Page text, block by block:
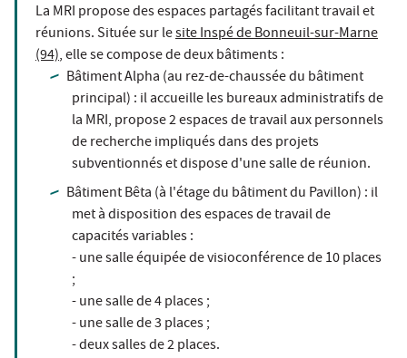
La MRI propose des espaces partagés facilitant travail et
réunions. Située sur lesite Inspé de Bonneuil-sur-Marne
(94), elle se compose de deux bâtiments :
Bâtiment Alpha (au rez-de-chaussée du bâtiment
principal) : il accueille les bureaux administratifs de
la MRI, propose 2 espaces de travail aux personnels
de recherche impliqués dans des projets
subventionnés et dispose d'une salle de réunion.
Bâtiment Bêta (à l'étage du bâtiment du Pavillon) : il
met à disposition des espaces de travail de
capacités variables :
- une salle équipée de visioconférence de 10 places
;
- une salle de 4 places ;
- une salle de 3 places ;
- deux salles de 2 places.